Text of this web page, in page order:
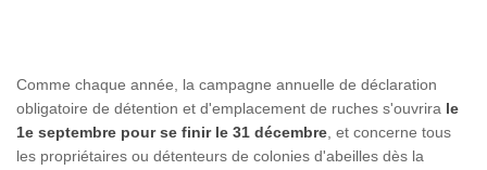
Comme chaque année, la campagne annuelle de déclaration
obligatoire de détention et d'emplacement de ruches s'ouvrira le
1e septembre pour se finir le 31 décembre , et concerne tous
les propriétaires ou détenteurs de colonies d'abeilles dès la